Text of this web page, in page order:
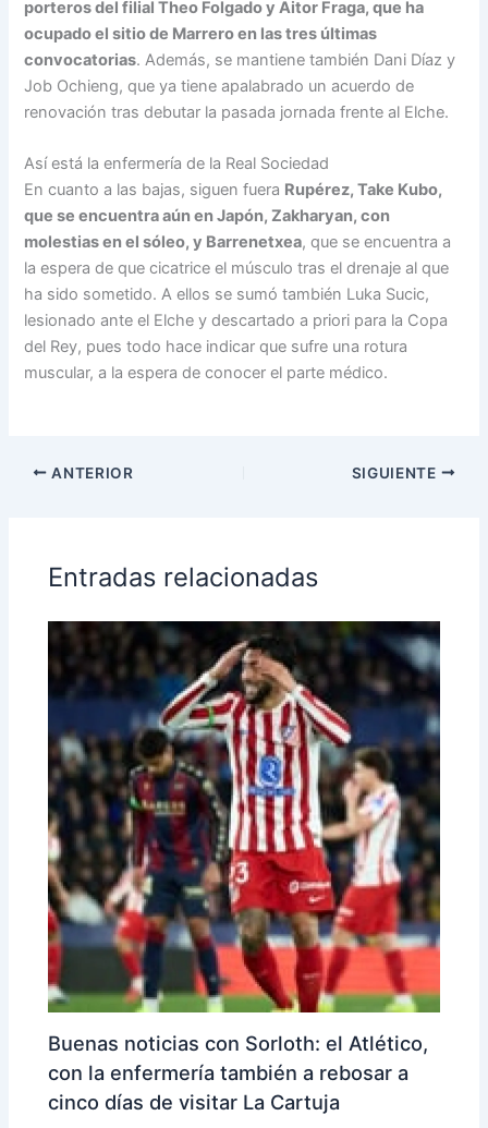
porteros del filial Theo Folgado y Aitor Fraga, que ha
ocupado el sitio de Marrero en las tres últimas
convocatorias. Además, se mantiene también Dani Díaz y
Job Ochieng, que ya tiene apalabrado un acuerdo de
renovación tras debutar la pasada jornada frente al Elche.
Así está la enfermería de la Real Sociedad
En cuanto a las bajas, siguen fuera Rupérez, Take Kubo,
que se encuentra aún en Japón, Zakharyan, con
molestias en el sóleo, y Barrenetxea, que se encuentra a
la espera de que cicatrice el músculo tras el drenaje al que
ha sido sometido. A ellos se sumó también Luka Sucic,
lesionado ante el Elche y descartado a priori para la Copa
del Rey, pues todo hace indicar que sufre una rotura
muscular, a la espera de conocer el parte médico.
ANTERIOR SIGUIENTE
Entradas relacionadas
Buenas noticias con Sorloth: el Atlético,
con la enfermería también a rebosar a
cinco días de visitar La Cartuja